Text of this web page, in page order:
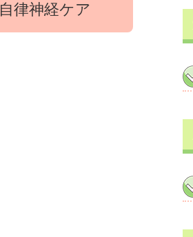
自律神経ケア